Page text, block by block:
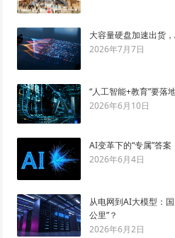
大容量硬盘加速出货
2026年7月7日
“人工智能+教育”要落
2026年6月10日
AI变革下的“专属”答
2026年6月4日
从电网到AI大模型：
公里”？
2026年6月2日